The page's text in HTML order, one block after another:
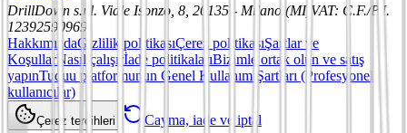
DrillDown s.r.l. Viale Isonzo, 8, 20135 - Milano (MI) VAT: C.F./P.I.
12392590969
HakkımızdaGizlilik politikasıÇerez politikasıŞartlar ve
KoşullarNasıl çalışırİade politikalarıBizimle ortak olun ve satış
yapınTuduu platformunun Genel Kullanım Şartları (Profesyonel
kullanıcılar)
Çerez tercihleri Cayma, iade ve iptal